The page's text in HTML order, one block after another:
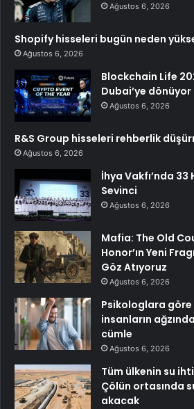
Ağustos 6, 2026
Shopify hisseleri bugün neden
Ağustos 6, 2026
Blockchain Life
Dubai’ye dönüyor
Ağustos 6, 2026
R&S Group hisseleri rehberlik
Ağustos 6, 2026
İhya Vakfı’nda 33
Sevinci
Ağustos 6, 2026
Mafia: The Old
Honor’ın Yeni
Göz Atıyoruz
Ağustos 6, 2026
Psikologlara
insanların
cümle
Ağustos 6, 2026
Tüm ülkenin su
Çölün ortasında
akacak